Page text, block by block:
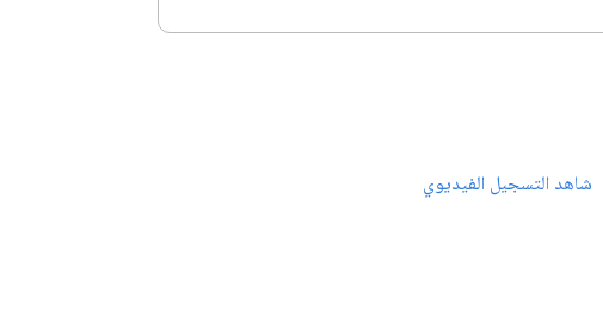
شاهد التسجيل الفيديوي